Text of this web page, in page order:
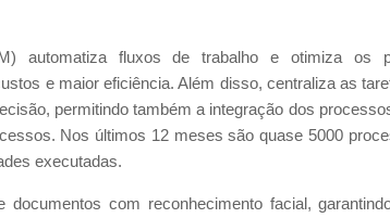
automatiza fluxos de trabalho e otimiza os
e maior eficiência. Além disso, centraliza as
permitindo também a integração dos
Nos últimos 12 meses são quase 5000
executadas.
com reconhecimento facial,